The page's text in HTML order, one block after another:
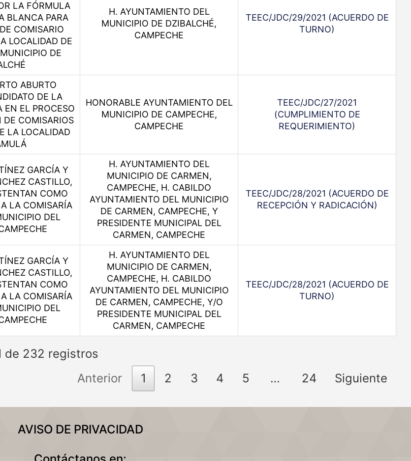
LA FÓRMULA
BLANCA PARA
COMISARIO
LOCALIDAD DE
DE
H. AYUNTAMIENTO DEL
MUNICIPIO DE DZIBALCHÉ,
CAMPECHE
TEEC/JDC/29/2021 (ACUERDO DE
TURNO)
ABURTO
DE LA
EN EL PROCESO
DE COMISARIOS
LA LOCALIDAD
HONORABLE AYUNTAMIENTO DEL
MUNICIPIO DE CAMPECHE,
CAMPECHE
TEEC/JDC/27/2021
(CUMPLIMIENTO DE
REQUERIMIENTO)
GARCÍA Y
CASTILLO,
COMO
LA COMISARÍA
DEL
H. AYUNTAMIENTO DEL
MUNICIPIO DE CARMEN,
CAMPECHE, H. CABILDO
AYUNTAMIENTO DEL MUNICIPIO
DE CARMEN, CAMPECHE, Y
PRESIDENTE MUNICIPAL DEL
CARMEN, CAMPECHE
TEEC/JDC/28/2021 (ACUERDO DE
RECEPCIÓN Y RADICACIÓN)
GARCÍA Y
CASTILLO,
COMO
LA COMISARÍA
DEL
H. AYUNTAMIENTO DEL
MUNICIPIO DE CARMEN,
CAMPECHE, H. CABILDO
AYUNTAMIENTO DEL MUNICIPIO
DE CARMEN, CAMPECHE, Y/O
PRESIDENTE MUNICIPAL DEL
CARMEN, CAMPECHE
TEEC/JDC/28/2021 (ACUERDO DE
TURNO)
de 232 registros
Anterior
1 2 3 4 5 … 24 Siguiente
AVISO DE PRIVACIDAD